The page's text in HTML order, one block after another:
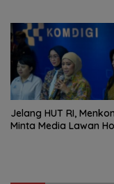
Jelang HUT RI,
Minta Media Lawan